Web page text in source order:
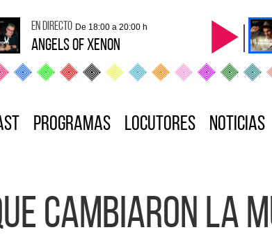
en directo De 18:00 a 20:00 h
ANGELS OF XENON
Programas Locutores Noticias
cambiaron la